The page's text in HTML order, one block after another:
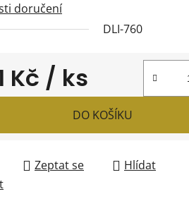
doručení
DLI-760
Kč / ks
cena:
DO KOŠÍKU
Zeptat se
Hlídat